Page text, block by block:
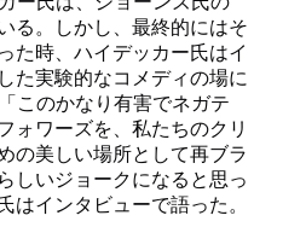
る。しかし、最終的にはそ
た時、ハイデッカー氏はイ
た実験的なコメディの場に
このかなり有害でネガテ
ォワーズを、私たちのクリ
の美しい場所として再ブラ
しいジョークになると思っ
はインタビューで語った。